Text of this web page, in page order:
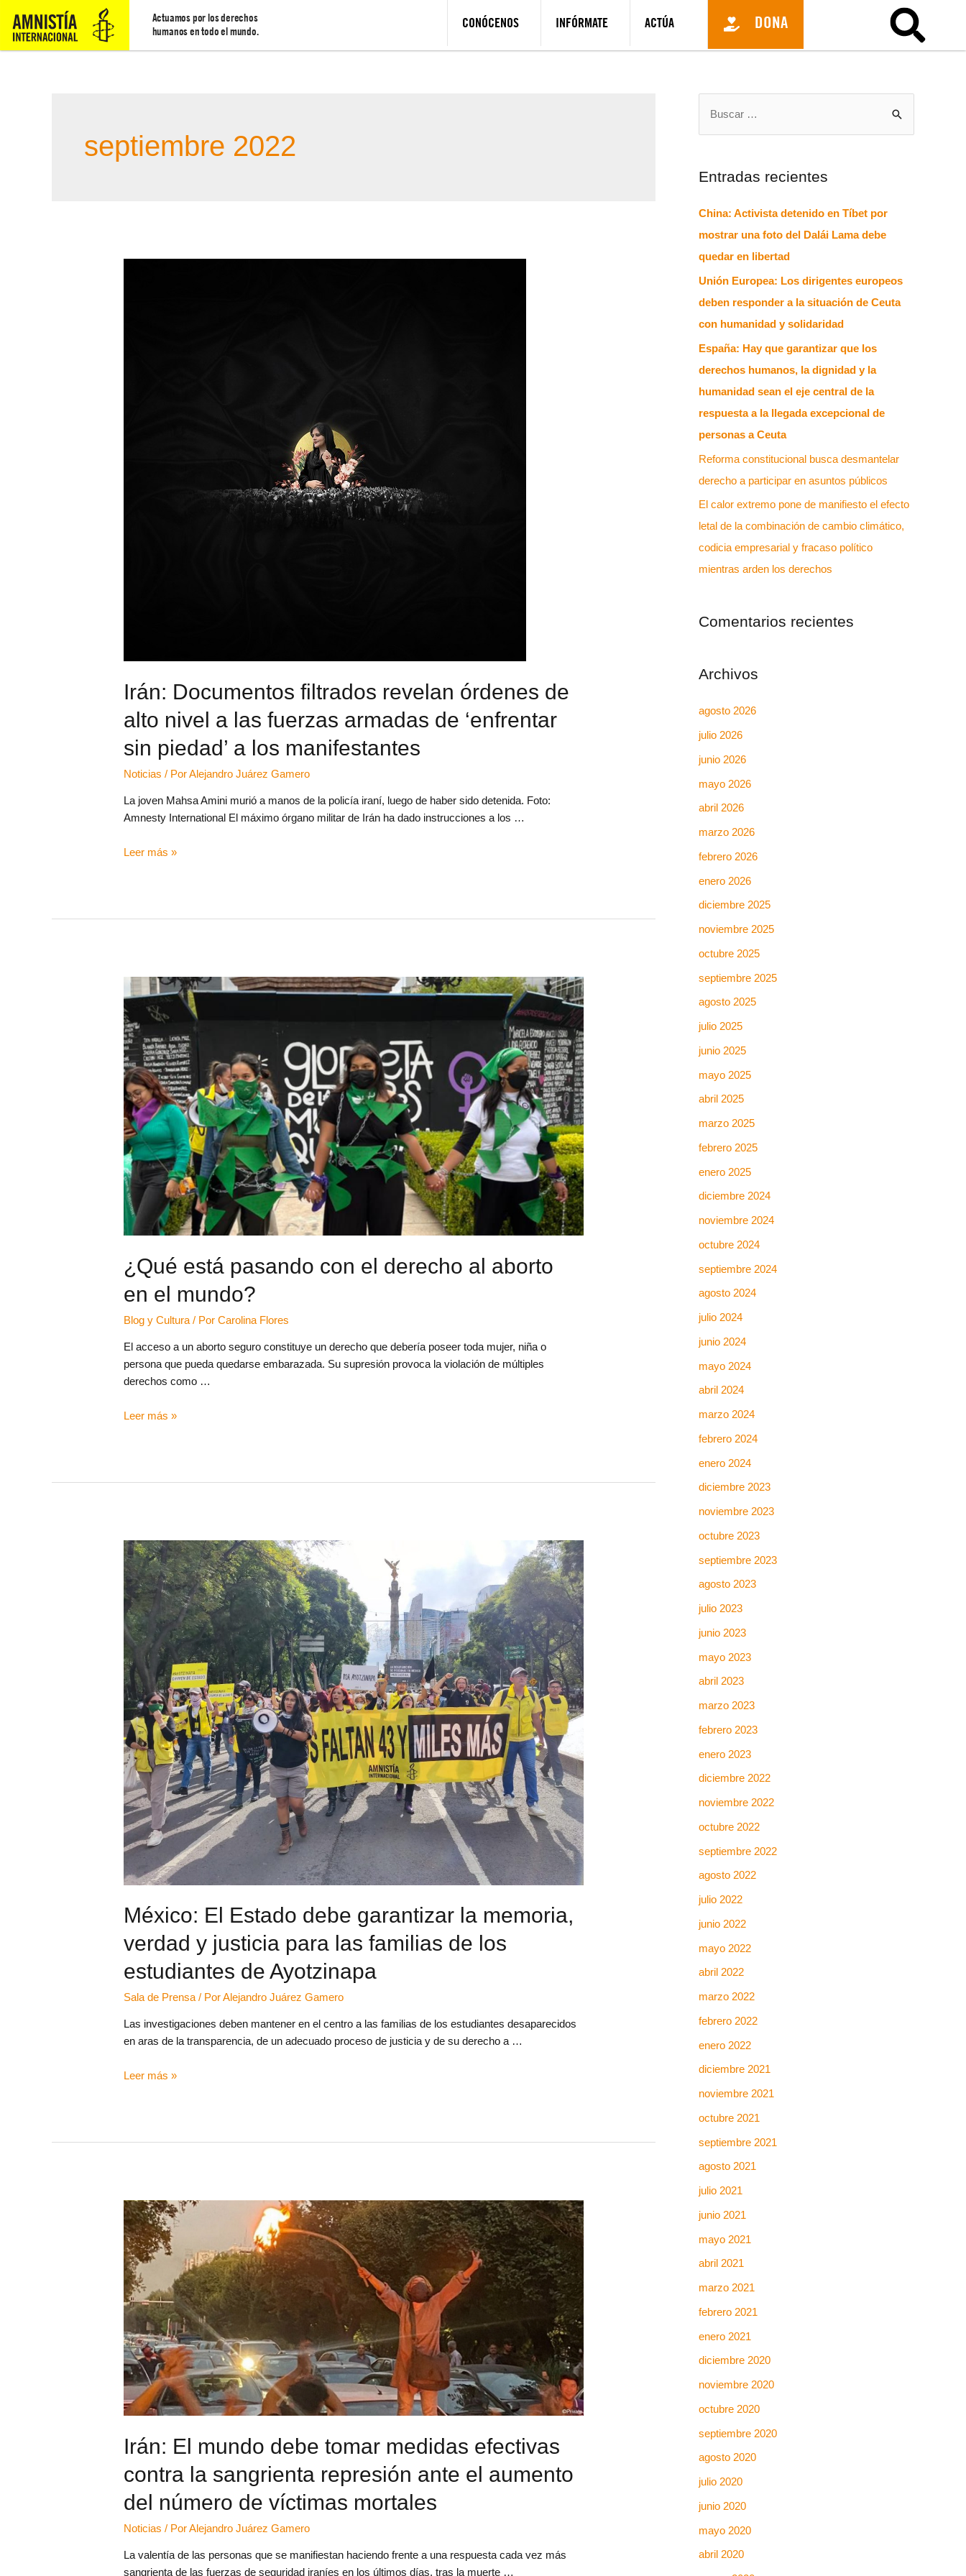
Actuamos por los derechos
humanos en todo el mundo.
CONÓCENOS INFÓRMATE ACTÚA DONA
septiembre 2022
Irán: Documentos filtrados revelan órdenes de
alto nivel a las fuerzas armadas de ‘enfrentar
sin piedad’ a los manifestantes
Noticias / PorAlejandro Juárez Gamero
La joven Mahsa Amini murió a manos de la policía iraní, luego de haber sido detenida. Foto:
Amnesty International El máximo órgano militar de Irán ha dado instrucciones a los …
Leer más »
¿Qué está pasando con el derecho al aborto
en el mundo?
Blog y Cultura / PorCarolina Flores
El acceso a un aborto seguro constituye un derecho que debería poseer toda mujer, niña o
persona que pueda quedarse embarazada. Su supresión provoca la violación de múltiples
derechos como …
Leer más »
México: El Estado debe garantizar la memoria,
verdad y justicia para las familias de los
estudiantes de Ayotzinapa
Sala de Prensa / PorAlejandro Juárez Gamero
Las investigaciones deben mantener en el centro a las familias de los estudiantes desaparecidos
en aras de la transparencia, de un adecuado proceso de justicia y de su derecho a …
Leer más »
Irán: El mundo debe tomar medidas efectivas
contra la sangrienta represión ante el aumento
del número de víctimas mortales
Noticias / PorAlejandro Juárez Gamero
La valentía de las personas que se manifiestan haciendo frente a una respuesta cada vez más
sangrienta de las fuerzas de seguridad iraníes en los últimos días, tras la muerte …
Entradas recientes
China: Activista detenido en Tíbet por
mostrar una foto del Dalái Lama debe
quedar en libertad
Unión Europea: Los dirigentes europeos
deben responder a la situación de Ceuta
con humanidad y solidaridad
España: Hay que garantizar que los
derechos humanos, la dignidad y la
humanidad sean el eje central de la
respuesta a la llegada excepcional de
personas a Ceuta
Reforma constitucional busca desmantelar
derecho a participar en asuntos públicos
El calor extremo pone de manifiesto el efecto
letal de la combinación de cambio climático,
codicia empresarial y fracaso político
mientras arden los derechos
Comentarios recientes
Archivos
agosto 2026
julio 2026
junio 2026
mayo 2026
abril 2026
marzo 2026
febrero 2026
enero 2026
diciembre 2025
noviembre 2025
octubre 2025
septiembre 2025
agosto 2025
julio 2025
junio 2025
mayo 2025
abril 2025
marzo 2025
febrero 2025
enero 2025
diciembre 2024
noviembre 2024
octubre 2024
septiembre 2024
agosto 2024
julio 2024
junio 2024
mayo 2024
abril 2024
marzo 2024
febrero 2024
enero 2024
diciembre 2023
noviembre 2023
octubre 2023
septiembre 2023
agosto 2023
julio 2023
junio 2023
mayo 2023
abril 2023
marzo 2023
febrero 2023
enero 2023
diciembre 2022
noviembre 2022
octubre 2022
septiembre 2022
agosto 2022
julio 2022
junio 2022
mayo 2022
abril 2022
marzo 2022
febrero 2022
enero 2022
diciembre 2021
noviembre 2021
octubre 2021
septiembre 2021
agosto 2021
julio 2021
junio 2021
mayo 2021
abril 2021
marzo 2021
febrero 2021
enero 2021
diciembre 2020
noviembre 2020
octubre 2020
septiembre 2020
agosto 2020
julio 2020
junio 2020
mayo 2020
abril 2020